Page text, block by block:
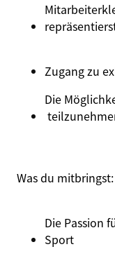
Zugangzu
Die
Was du mitbringst:
Die Passion
Sport